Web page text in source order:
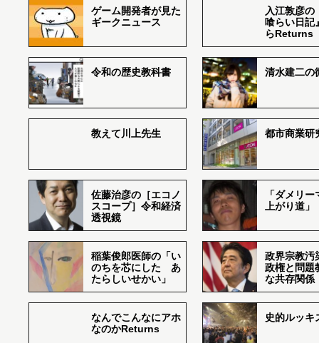
ゲーム開発者が見た
ギークニュース
入江敦彦の
喰らい日記
らReturns
令和の歴史教科書 清水建二の
教えて川上先生 都市商業研
佐藤治彦の［エコノ
スコープ］令和経済
透視鏡
「ダメリ
上がり道」
稲葉俊郎医師の「い
のちを芯にした あ
たらしいせかい」
政界宗教汚
政権と問題
な共存関係
なんでこんなにアホ
なのかReturns
史的ルッキ